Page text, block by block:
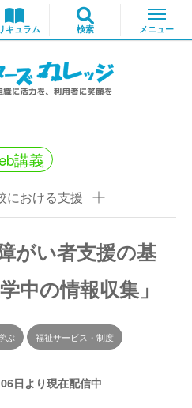
講義
における支援
がい者支援の基
中の情報収集」
ぶ 福祉サービス・制度
日より現在配信中